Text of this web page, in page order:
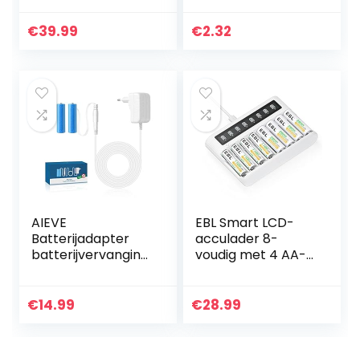
gecertificeerd 2-
€39.99 €2.32
AIEVE
Batterijadapter
batterijvervanging
compatibel met
€14.99
EBL Smart LCD-
acculader 8-
voudig met 4 AA-
batterijen 1100
€28.99